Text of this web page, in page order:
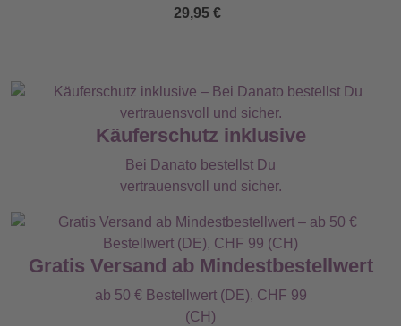
29,95 €
Käuferschutz inklusive
Bei Danato bestellst Du
vertrauensvoll und sicher.
Gratis Versand ab Mindestbestellwert
ab 50 € Bestellwert (DE), CHF 99
(CH)